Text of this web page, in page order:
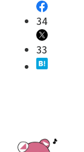
34
33